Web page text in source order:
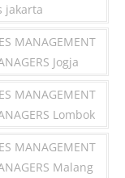
jakarta
MANAGEMENT
Jogja
MANAGEMENT
Lombok
MANAGEMENT
Malang